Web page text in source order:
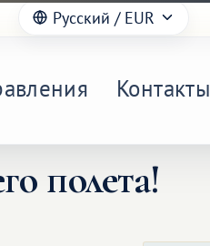
Русский / EUR
Контакты
полета!